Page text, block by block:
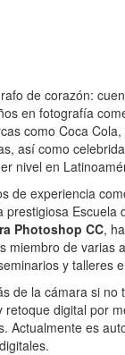
de corazón:
en fotografía
como Coca
así como
nivel en
de experiencia
Escuela
Photoshop CC,
miembro de varias
y talleres
de la cámara si no
digital por
Actualmente es